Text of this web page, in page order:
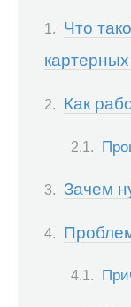
Что
картерных
Как
Зачем